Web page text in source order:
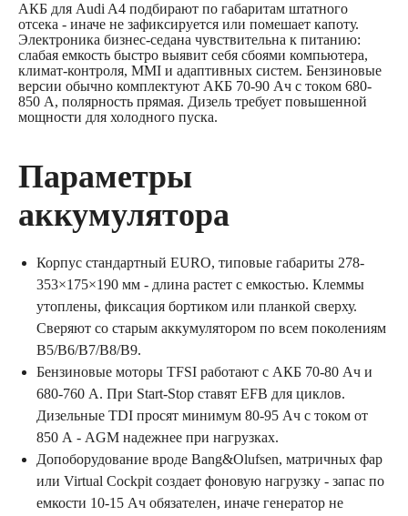
АКБ для Audi A4 подбирают по габаритам штатного
отсека - иначе не зафиксируется или помешает капоту.
Электроника бизнес-седана чувствительна к питанию:
слабая емкость быстро выявит себя сбоями компьютера,
климат-контроля, MMI и адаптивных систем. Бензиновые
версии обычно комплектуют АКБ 70-90 Ач с током 680-
850 А, полярность прямая. Дизель требует повышенной
мощности для холодного пуска.
Параметры
аккумулятора
Корпус стандартный EURO, типовые габариты 278-
353×175×190 мм - длина растет с емкостью. Клеммы
утоплены, фиксация бортиком или планкой сверху.
Сверяют со старым аккумулятором по всем поколениям
B5/B6/B7/B8/B9.
Бензиновые моторы TFSI работают с АКБ 70-80 Ач и
680-760 А. При Start-Stop ставят EFB для циклов.
Дизельные TDI просят минимум 80-95 Ач с током от
850 А - AGM надежнее при нагрузках.
Допоборудование вроде Bang&Olufsen, матричных фар
или Virtual Cockpit создает фоновую нагрузку - запас по
емкости 10-15 Ач обязателен, иначе генератор не